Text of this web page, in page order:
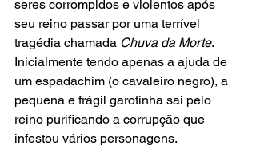
seres corrompidos e violentos após
seu reino passar por uma terrível
tragédia chamada Chuva da Morte.
Inicialmente tendo apenas a ajuda de
um espadachim (o cavaleiro negro), a
pequena e frágil garotinha sai pelo
reino purificando a corrupção que
infestou vários personagens.